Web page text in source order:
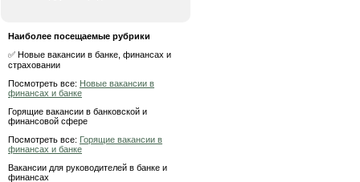
Наиболее посещаемые рубрики
✅ Новые вакансии в банке, финансах и
страховании
Посмотреть все: Новые вакансии в
финансах и банке
Горящие вакансии в банковской и
финансовой сфере
Посмотреть все: Горящие вакансии в
финансах и банке
Вакансии для руководителей в банке и
финансах